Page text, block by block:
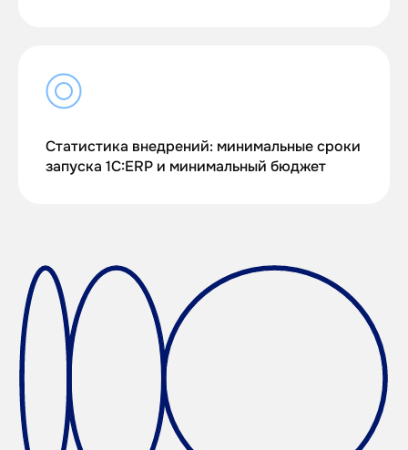
Статистика внедрений: минимальные сроки
запуска 1С:ERP и минимальный бюджет